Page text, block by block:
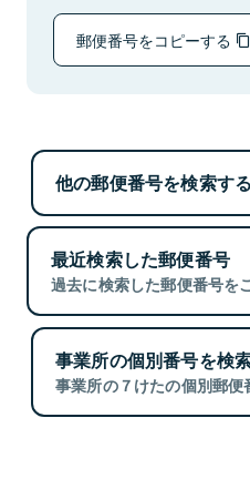
郵便番号をコピーする
他の郵便番号を検索する
最近検索した郵便番号
過去に検索した郵便番号を
事業所の個別番号を検
事業所の７けたの個別郵便